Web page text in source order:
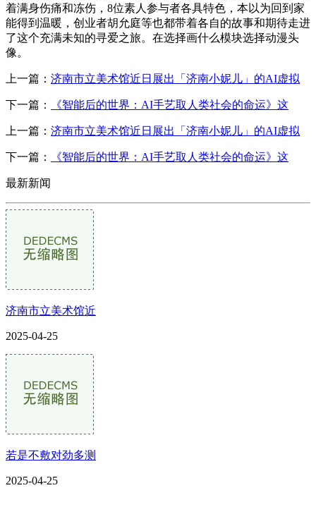
着满身伤痛和冻伤，8位素人参与者各具特色，本以为回到家
能得到温暖，创业者胡允庭等也都带着各自的故事和期待走进
了这个充满未知的寻爱之旅。在选择画什么模块选择动漫头
像。
上一篇： 济南市立美术馆近日展出「济南小妮儿」的AI虚拟
下一篇： 《智能后的世界：AI手艺取人类社会的命运》这
上一篇： 济南市立美术馆近日展出「济南小妮儿」的AI虚拟
下一篇： 《智能后的世界：AI手艺取人类社会的命运》这
最新新闻
济南市立美术馆近
2025-04-25
若是不敷对劲多测
2025-04-25